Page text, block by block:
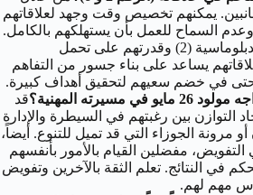
يمكنهم تخصيص وقت وجهد لعلاقاتهم
وعدم السماح للعمل بأن يستهلكهم بالكامل.
استخدام مهاراتهم الدبلوماسية (2) وقدرتهم على تحمل
(6) في علاقاتهم يساعد على بناء جسور من التفاهم
حتى في خضم سعيهم لتحقيق أهداف كبيرة.
مسيرته المهنية؟
قد
التوازن بين رغبتهم في السيطرة والإدارة
أو مرونة الجوزاء التي قد تميل للتنوع. أيضاً،
مفضلين القيام بالأمور بأنفسهم
في النتائج. تعلم الثقة بالآخرين وتفويض
مهم لهم.